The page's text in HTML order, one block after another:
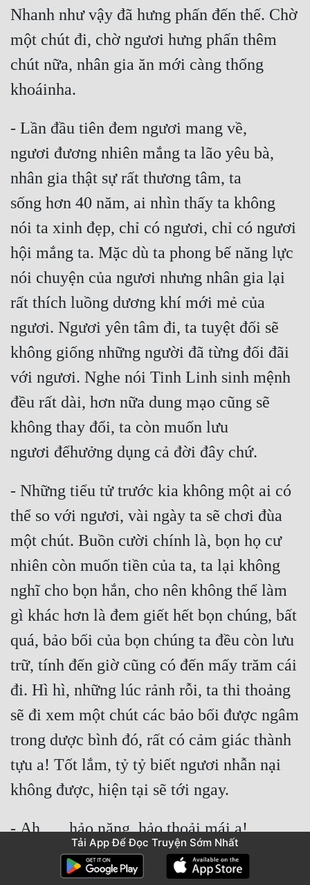
Nhanh như vậy đã hưng phấn đến thế. Chờ
một chút đi, chờ ngươi hưng phấn thêm
chút nữa, nhân gia ăn mới càng thống
khoáinha.
- Lần đầu tiên đem ngươi mang về,
ngươi đương nhiên mắng ta lão yêu bà,
nhân gia thật sự rất thương tâm, ta
sống hơn 40 năm, ai nhìn thấy ta không
nói ta xinh đẹp, chỉ có ngươi, chỉ có ngươi
hội mắng ta. Mặc dù ta phong bế năng lực
nói chuyện của ngươi nhưng nhân gia lại
rất thích luồng dương khí mới mẻ của
ngươi. Ngươi yên tâm đi, ta tuyệt đối sẽ
không giống những người đã từng đối đãi
với ngươi. Nghe nói Tinh Linh sinh mệnh
đều rất dài, hơn nữa dung mạo cũng sẽ
không thay đổi, ta còn muốn lưu
ngươi đểhưởng dụng cả đời đây chứ.
- Những tiểu tử trước kia không một ai có
thể so với ngươi, vài ngày ta sẽ chơi đùa
một chút. Buồn cười chính là, bọn họ cư
nhiên còn muốn tiền của ta, ta lại không
nghĩ cho bọn hắn, cho nên không thể làm
gì khác hơn là đem giết hết bọn chúng, bất
quá, bảo bối của bọn chúng ta đều còn lưu
trữ, tính đến giờ cũng có đến mấy trăm cái
đi. Hì hì, những lúc rảnh rỗi, ta thi thoảng
sẽ đi xem một chút các bảo bối được ngâm
trong dược bình đó, rất có cảm giác thành
tựu a! Tốt lắm, tỷ tỷ biết ngươi nhẫn nại
không được, hiện tại sẽ tới ngay.
- Ah....., hảo năng, hảo thoải mái a!
Giường chiếu không ngừng chấn
Tải App Để Đọc Truyện Sớm Nhất